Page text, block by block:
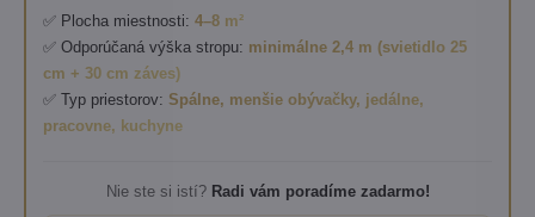
✅ Plocha miestnosti: 4–8 m²
✅ Odporúčaná výška stropu: minimálne 2,4 m (svietidlo 25
cm + 30 cm záves)
✅ Typ priestorov: Spálne, menšie obývačky, jedálne,
pracovne, kuchyne
Nie ste si istí? Radi vám poradíme zadarmo!